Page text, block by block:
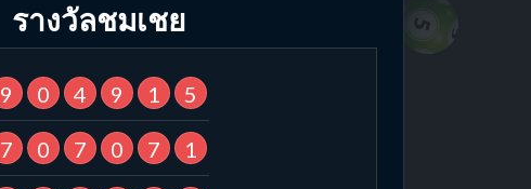
รางวัลชมเชย
9 0 4 9 1 5
7 0 7 0 7 1